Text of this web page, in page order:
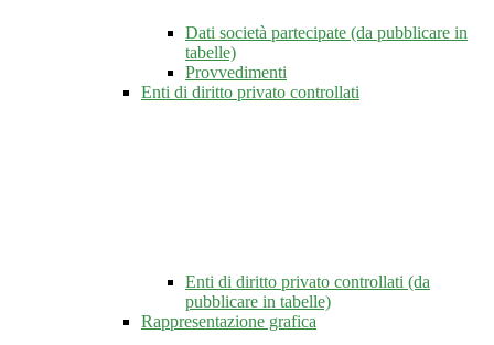
Dati società partecipate (da pubblicare in
tabelle)
Provvedimenti
Enti di diritto privato controllati
Enti di diritto privato controllati (da
pubblicare in tabelle)
Rappresentazione grafica